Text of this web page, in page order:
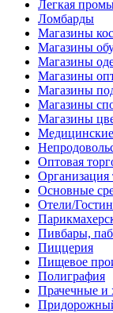
Легкая
Ломбарды
Магазины
Магазины
Магазины
Магазины
Магазины
Магазины
Магазины
Оптовая
Организация
Основные
Отели/
Пивбары,
Пиццерия
Пищевое
Полиграфия
Прачечные и